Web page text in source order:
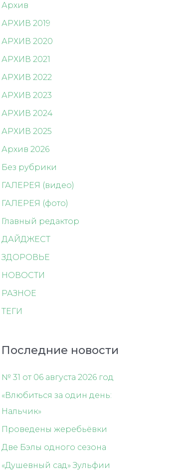
Архив
АРХИВ 2019
АРХИВ 2020
АРХИВ 2021
АРХИВ 2022
АРХИВ 2023
АРХИВ 2024
АРХИВ 2025
Архив 2026
Без рубрики
ГАЛЕРЕЯ (видео)
ГАЛЕРЕЯ (фото)
Главный редактор
ДАЙДЖЕСТ
ЗДОРОВЬЕ
НОВОСТИ
РАЗНОЕ
ТЕГИ
Последние новости
№ 31 от 06 августа 2026 год
«Влюбиться за один день:
Нальчик»
Проведены жеребьёвки
Две Бэлы одного сезона
«Душевный сад» Зульфии